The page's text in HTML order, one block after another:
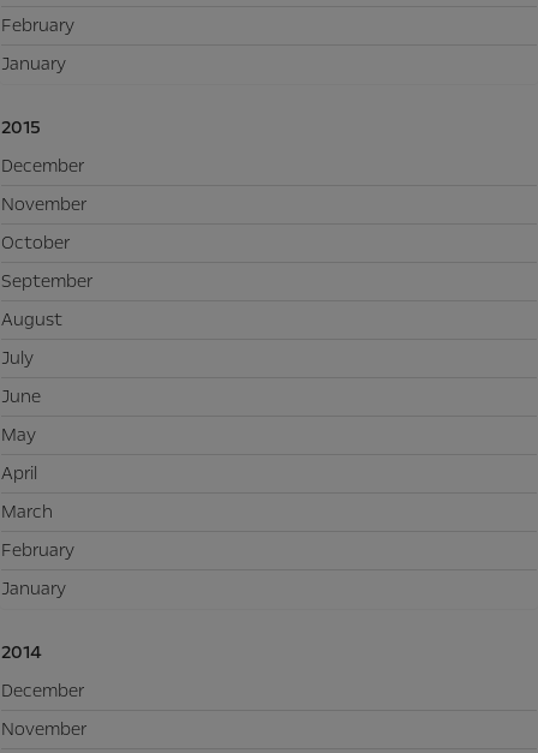
February
January
2015
December
November
October
September
August
July
June
May
April
March
February
January
2014
December
November